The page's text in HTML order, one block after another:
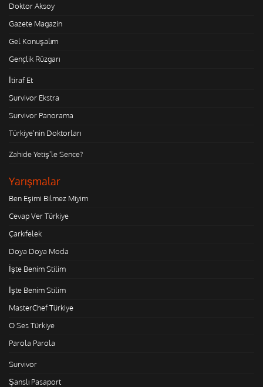
Doktor Aksoy
Gazete Magazin
Gel Konuşalım
Gençlik Rüzgarı
İtiraf Et
Survivor Ekstra
Survivor Panorama
Türkiye'nin Doktorları
Zahide Yetiş'le Sence?
Yarışmalar
Ben Eşimi Bilmez Miyim
Cevap Ver Türkiye
Çarkıfelek
Doya Doya Moda
İşte Benim Stilim
İşte Benim Stilim
MasterChef Türkiye
O Ses Türkiye
Parola Parola
Survivor
Şanslı Pasaport